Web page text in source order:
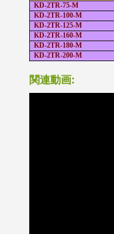
KD-2TR-75-M
KD-2TR-100-M
KD-2TR-125-M
KD-2TR-160-M
KD-2TR-180-M
KD-2TR-200-M
関連動画: